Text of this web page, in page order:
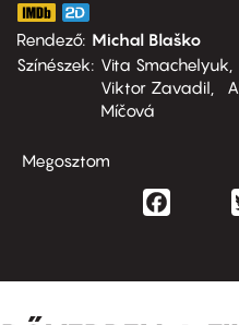
Rendező Michal Blaško
Színészek
Vita Smachelyuk
Viktor Zavadil
Míčová
Megosztom